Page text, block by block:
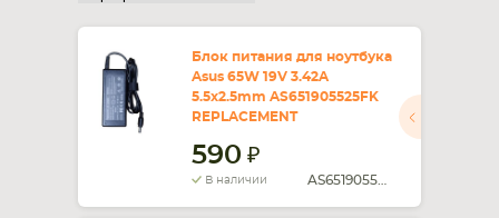
Блок питания для ноутбука
Asus 65W 19V 3.42A
5.5x2.5mm AS651905525FK
REPLACEMENT
590
В наличии